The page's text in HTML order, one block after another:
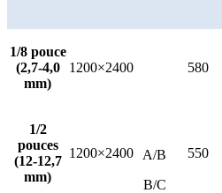
1/8 pouce
(2,7-4,0
mm)
1200×2400
A/B
B/C
580
1/2
pouces
(12-12,7
mm)
1200×2400 550